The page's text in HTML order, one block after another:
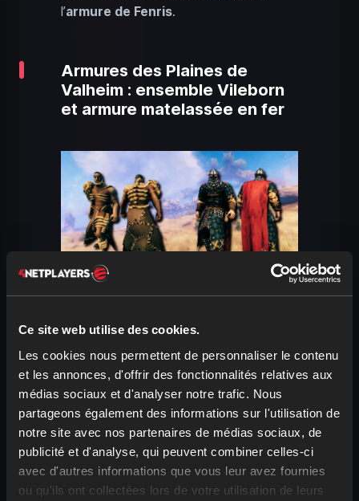
Ce site web utilise des cookies.
Les cookies nous permettent de personnaliser le contenu
et les annonces, d'offrir des fonctionnalités relatives aux
médias sociaux et d'analyser notre trafic. Nous
partageons également des informations sur l'utilisation de
notre site avec nos partenaires de médias sociaux, de
publicité et d'analyse, qui peuvent combiner celles-ci
avec d'autres informations que vous leur avez fournies
ou qu'ils ont collectées lors de votre utilisation de leurs
l’armure de Fenris.
Armures des Plaines de
Valheim : ensemble Vileborn
et armure matelassée en fer
ensembles quis’adaptent à ton style
de jeu. L’ensemble léger est l’armure
Vileborn , pour laquelle tu as besoin du
butin des Viles, depeaux d’ourset de
lin. C’est lemeilleur équivalent de
l’armure d’ours, avec unbonus
d’ensembleimmense pour la
et les